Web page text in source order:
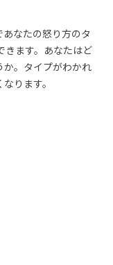
なたの怒り方のタ
きます。あなたはど
か。タイプがわかれ
ります。